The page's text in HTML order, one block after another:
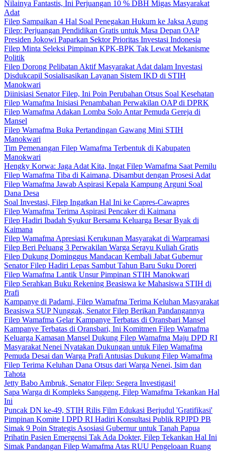
Nilainya Fantastis, Ini Perjuangan 10 % DBH Migas Masyarakat
Adat
Filep Sampaikan 4 Hal Soal Penegakan Hukum ke Jaksa Agung
Filep: Perjuangan Pendidikan Gratis untuk Masa Depan OAP
Presiden Jokowi Paparkan Sektor Prioritas Investasi Indonesia
Filep Minta Seleksi Pimpinan KPK-BPK Tak Lewat Mekanisme
Politik
Filep Dorong Pelibatan Aktif Masyarakat Adat dalam Investasi
Disdukcapil Sosialisasikan Layanan Sistem IKD di STIH
Manokwari
Diinisiasi Senator Filep, Ini Poin Perubahan Otsus Soal Kesehatan
Filep Wamafma Inisiasi Penambahan Perwakilan OAP di DPRK
Filep Wamafma Adakan Lomba Solo Antar Pemuda Gereja di
Mansel
Filep Wamafma Buka Pertandingan Gawang Mini STIH
Manokwari
Tim Pemenangan Filep Wamafma Terbentuk di Kabupaten
Manokwari
Hengky Korwa: Jaga Adat Kita, Ingat Filep Wamafma Saat Pemilu
Filep Wamafma Tiba di Kaimana, Disambut dengan Prosesi Adat
Filep Wamafma Jawab Aspirasi Kepala Kampung Arguni Soal
Dana Desa
Soal Investasi, Filep Ingatkan Hal Ini ke Capres-Cawapres
Filep Wamafma Terima Aspirasi Pencaker di Kaimana
Filep Hadiri Ibadah Syukur Bersama Keluarga Besar Byak di
Kaimana
Filep Wamafma Apresiasi Kerukunan Masyarakat di Warpramasi
Filep Beri Peluang 3 Perwakilan Warga Serayu Kuliah Gratis
Filep Dukung Dominggus Mandacan Kembali Jabat Gubernur
Senator Filep Hadiri Lepas Sambut Tahun Baru Suku Doreri
Filep Wamafma Lantik Unsur Pimpinan STIH Manokwari
Filep Serahkan Buku Rekening Beasiswa ke Mahasiswa STIH di
Prafi
Kampanye di Padarni, Filep Wamafma Terima Keluhan Masyarakat
Beasiswa SUP Nunggak, Senator Filep Berikan Pandangannya
Filep Wamafma Gelar Kampanye Terbatas di Oransbari Mansel
Kampanye Terbatas di Oransbari, Ini Komitmen Filep Wamafma
Keluarga Kamasan Mansel Dukung Filep Wamafma Maju DPD RI
Masyarakat Nenei Nyatakan Dukungan untuk Filep Wamafma
Pemuda Desai dan Warga Prafi Antusias Dukung Filep Wamafma
Filep Terima Keluhan Dana Otsus dari Warga Nenei, Isim dan
Tahota
Jetty Babo Ambruk, Senator Filep: Segera Investigasi!
Sapa Warga di Kompleks Sanggeng, Filep Wamafma Tekankan Hal
Ini
Puncak DN ke-49, STIH Rilis Film Edukasi Berjudul 'Gratifikasi'
Pimpinan Komite I DPD RI Hadiri Konsultasi Publik RPJPD PB
Simak 9 Poin Strategis Asosiasi Gubernur untuk Tanah Papua
Prihatin Pasien Emergensi Tak Ada Dokter, Filep Tekankan Hal Ini
Simak Pandangan Filep Wamafma Atas RUU Pengeloaan Ruang